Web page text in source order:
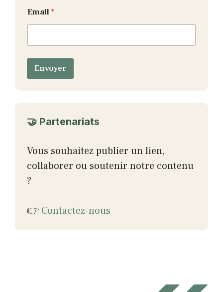
a
i
Email *
Envoyer
🤝 Partenariats
Vous souhaitez publier un lien,
collaborer ou soutenir notre contenu
?
👉 Contactez-nous